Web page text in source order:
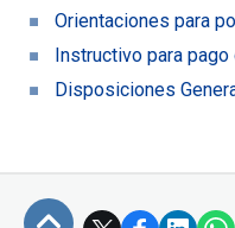
Orientaciones para
Instructivo para pago
Disposiciones